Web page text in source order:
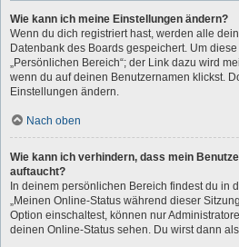
Wie kann ich meine Einstellungen ändern?
Wenn du dich registriert hast, werden alle
Datenbank des Boards gespeichert. Um
„Persönlichen Bereich“; der Link dazu wird
wenn du auf deinen Benutzernamen klickst.
Einstellungen ändern.
Nach oben
Wie kann ich verhindern, dass mein
auftaucht?
In deinem persönlichen Bereich findest du in
„Meinen Online-Status während dieser
Option einschaltest, können nur
deinen Online-Status sehen. Du wirst dann